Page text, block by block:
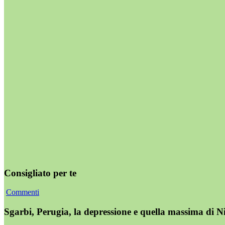
Consigliato per te
Commenti
Sgarbi, Perugia, la depressione e quella massima di